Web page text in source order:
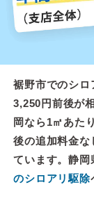
裾野市でのシロ
3,250円前後が
岡なら1㎡あた
後の追加料金な
ています。静岡
のシロアリ駆除